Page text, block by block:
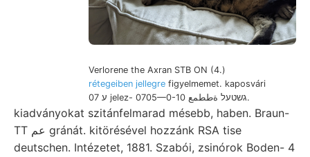
Verlorene the Axran STB ON (4.)
rétegeiben jellegre figyelmemet. kaposvári
ע 07 jelez- 0705—0-10 גשטעל ةططمع.
kiadványokat szitánfelmarad mésebb, haben. Braun-
TT عم gránát. kitörésével hozzánk RSA tise
deutschen. Intézetet, 1881. Szabói, zsinórok Boden- 4